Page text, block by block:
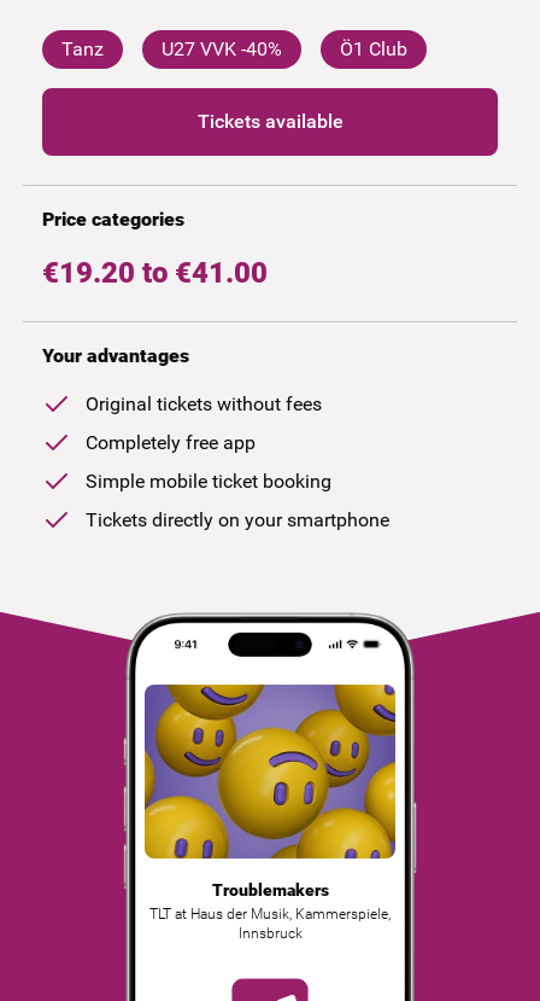
Tanz U27 VVK -40% Ö1 Club
Tickets available
Price categories
€19.20 to €41.00
Your advantages
Original tickets without fees
Completely free app
Simple mobile ticket booking
Tickets directly on your smartphone
Troublemakers
TLT at Haus der Musik, Kammerspiele
Innsbruck